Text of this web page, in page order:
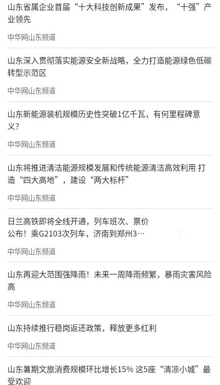
山东省属企业首届“十大科技创新成果”发布，“十强”产
业领先
中华网山东频道
山东深入贯彻落实能源安全新战略，全力打造能源绿色低碳
转型示范区
中华网山东频道
山东新能源装机规模历史性突破1亿千瓦，有何里程碑意
义？
中华网山东频道
山东将推进清洁能源规模发展和传统能源清洁高效利用 打
造“四大高地”，建设“两大标杆”
中华网山东频道
日兰高铁即将全线开通，列车班次、票价
公布！乘G2103次列车，济南到郑州3小
时到达
中华网山东频道
山东再迎大范围强降雨！未来一周降雨频繁，暴雨灾害风险
高
中华网山东频道
山东持续推行稳岗返还政策，释放更多红利
中华网山东频道
山东暑期文旅消费规模环比增长15% 这5座“清凉小城”最
受欢迎